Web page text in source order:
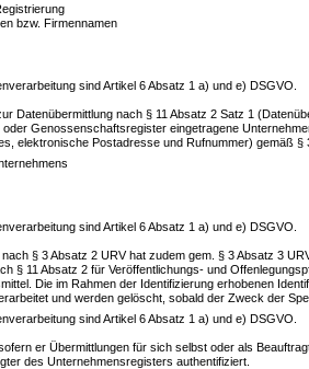
bzw. Firmennamen
sind Artikel 6 Absatz 1 a) und e) DSGVO.
Datenübermittlung nach § 11 Absatz 2 Satz 1
Genossenschaftsregister eingetragene
elektronische Postadresse und Rufnummer) gemäß
sind Artikel 6 Absatz 1 a) und e) DSGVO.
§ 3 Absatz 2 URV hat zudem gem. § 3 Absatz 3
§ 11 Absatz 2 für Veröffentlichungs- und
Die im Rahmen der Identifizierung erhobenen
und werden gelöscht, sobald der Zweck der
sind Artikel 6 Absatz 1 a) und e) DSGVO.
er Übermittlungen für sich selbst oder als
des Unternehmensregisters authentifiziert.